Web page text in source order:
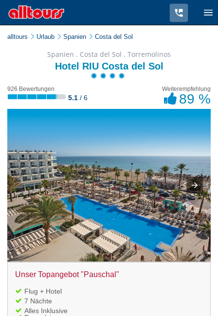
alltours Urlaub Spanien Costa del Sol
Spanien . Costa del Sol . Torremolinos
Hotel RIU Costa del Sol
926 Bewertungen
5.1 / 6
Weiterempfehlung
89 %
Unser Topangebot "Pauschal"
Flug + Hotel
7 Nächte
Alles Inklusive